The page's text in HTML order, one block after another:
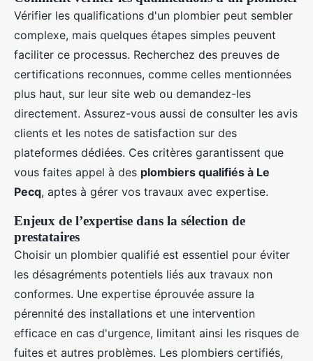
Vérifier les qualifications d'un plombier peut sembler
complexe, mais quelques étapes simples peuvent
faciliter ce processus. Recherchez des preuves de
certifications reconnues, comme celles mentionnées
plus haut, sur leur site web ou demandez-les
directement. Assurez-vous aussi de consulter les avis
clients et les notes de satisfaction sur des
plateformes dédiées. Ces critères garantissent que
vous faites appel à des plombiers qualifiés à Le
Pecq, aptes à gérer vos travaux avec expertise.
Enjeux de l’expertise dans la sélection de
prestataires
Choisir un plombier qualifié est essentiel pour éviter
les désagréments potentiels liés aux travaux non
conformes. Une expertise éprouvée assure la
pérennité des installations et une intervention
efficace en cas d'urgence, limitant ainsi les risques de
fuites et autres problèmes. Les plombiers certifiés,